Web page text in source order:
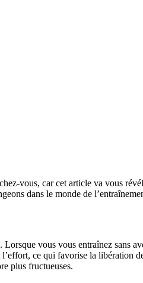
vous, car cet article va vous
dans le monde de
. Lorsque vous vous entraînez sans
l’effort, ce qui favorise la libération
plus fructueuses.